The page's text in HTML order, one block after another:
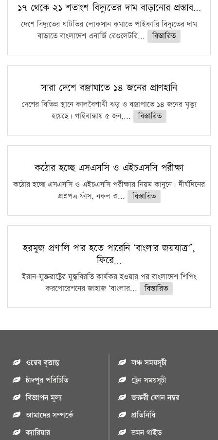
১৭ থেকে ২১ শতাংশ বিদ্যুতের দাম বাড়ানোর প্রস্তাব…
দেশে বিদ্যুতের ঘাটতির লোকসান কমাতে পাইকারি বিদ্যুতের দাম
বাড়াতে বাংলাদেশ এনার্জি রেগুলেটরি...
বিস্তারিত
সারা দেশে বজ্রাঘাতে ১৪ জনের প্রাণহানি
দেশের বিভিন্ন স্থানে কালবৈশাখী ঝড় ও বজ্রাপাতে ১৪ জনের মৃত্যু
হয়েছে। গাইবান্ধায় ৫ জন,...
বিস্তারিত
কঠোর হচ্ছে এসএসসি ও এইচএসসি পরীক্ষা
কঠোর হচ্ছে এসএসসি ও এইচএসসি পরীক্ষার নিয়ম কানুনে। দীর্ঘদিনের
প্রশ্নপত্র ফাঁস, নকল ও...
বিস্তারিত
হরমুজ প্রণালি পার হতে পারেনি ‘বাংলার জয়যাত্রা’,
ফিরে…
ইরান-যুক্তরাষ্ট্রের যুদ্ধবিরতি কার্যকর হওয়ার পর বাংলাদেশ শিপিং
করপোরেশনের জাহাজ ‘বাংলার...
বিস্তারিত
ওয়েব বৃত্তান্ত
চাঁদপুর পরিচিতি
বিজ্ঞাপন মুল্য
আমাদের সম্পর্কে
ক্যারিয়ার
লঞ্চ সময়সূচী
ট্রেন সময়সূচী
জরুরী ফোন নম্বর
প্রতিনিধি
ভ্রমন গাইড